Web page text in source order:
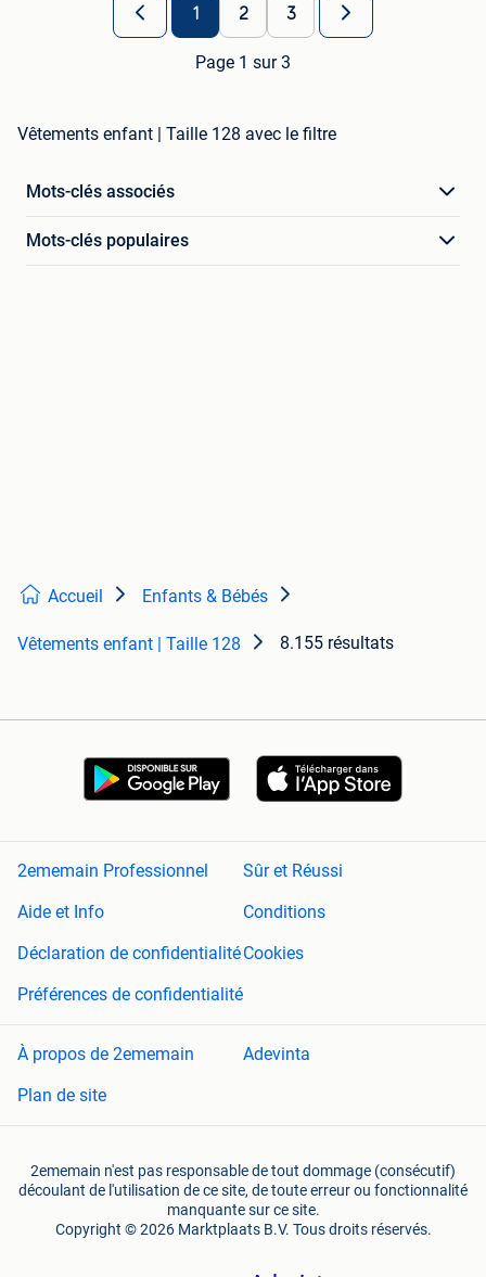
1 2 3
Page 1 sur 3
Vêtements enfant | Taille 128 avec le filtre
Mots-clés associés
Mots-clés populaires
Accueil Enfants & Bébés
Vêtements enfant | Taille 128 8.155 résultats
2ememain Professionnel
Sûr et Réussi
Aide et Info
Conditions
Déclaration de confidentialitéCookies
Préférences de confidentialité
À propos de 2ememain
Adevinta
Plan de site
2ememain n'est pas responsable de tout dommage (consécutif)
découlant de l'utilisation de ce site, de toute erreur ou fonctionnalité
manquante sur ce site.
Copyright © 2026 Marktplaats B.V. Tous droits réservés.